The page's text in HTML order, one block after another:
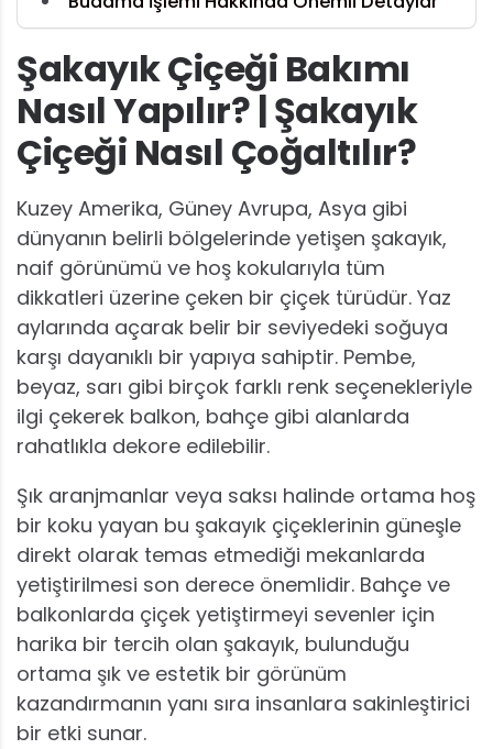
Şakayık Çiçeği Bakımı
Nasıl Yapılır? | Şakayık
Çiçeği Nasıl Çoğaltılır?
Kuzey Amerika, Güney Avrupa, Asya gibi
dünyanın belirli bölgelerinde yetişen şakayık,
naif görünümü ve hoş kokularıyla tüm
dikkatleri üzerine çeken bir çiçek türüdür. Yaz
aylarında açarak belir bir seviyedeki soğuya
karşı dayanıklı bir yapıya sahiptir. Pembe,
beyaz, sarı gibi birçok farklı renk seçenekleriyle
ilgi çekerek balkon, bahçe gibi alanlarda
rahatlıkla dekore edilebilir.
Şık aranjmanlar veya saksı halinde ortama hoş
bir koku yayan bu şakayık çiçeklerinin güneşle
direkt olarak temas etmediği mekanlarda
yetiştirilmesi son derece önemlidir. Bahçe ve
balkonlarda çiçek yetiştirmeyi sevenler için
harika bir tercih olan şakayık, bulunduğu
ortama şık ve estetik bir görünüm
kazandırmanın yanı sıra insanlara sakinleştirici
bir etki sunar.